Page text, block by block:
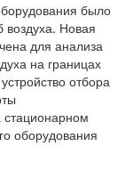
было
воздуха. Новая
для анализа
на границах
отбора
стационарном
оборудования